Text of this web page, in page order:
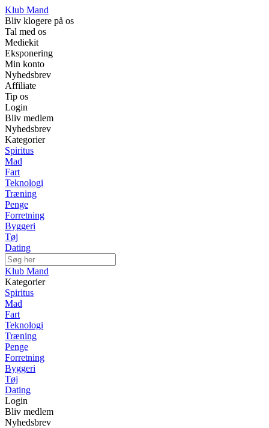
Klub Mand
Bliv klogere på os
Tal med os
Mediekit
Eksponering
Min konto
Nyhedsbrev
Affiliate
Tip os
Login
Bliv medlem
Nyhedsbrev
Kategorier
Spiritus
Mad
Fart
Teknologi
Træning
Penge
Forretning
Byggeri
Tøj
Dating
Klub Mand
Kategorier
Spiritus
Mad
Fart
Teknologi
Træning
Penge
Forretning
Byggeri
Tøj
Dating
Login
Bliv medlem
Nyhedsbrev